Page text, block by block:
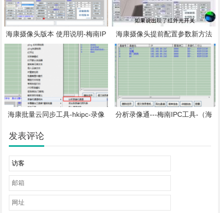
海康摄像头版本 使用说明-梅南IP
C批量配置云同步工具-
海康摄像头提前配置参数新方法
海康批量云同步工具-hkipc-录像
分析录像通---梅南IPC工具-（海
发表评论